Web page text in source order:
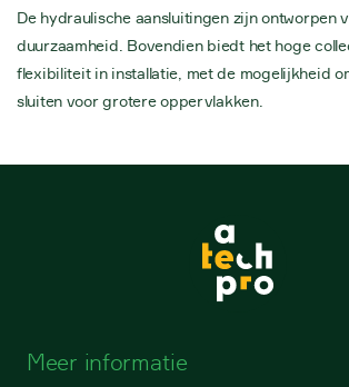
De hydraulische aansluitingen zijn ontworpen
duurzaamheid. Bovendien biedt het hoge
flexibiliteit in installatie, met de mogelijkheid
sluiten voor grotere oppervlakken.
Meer informatie